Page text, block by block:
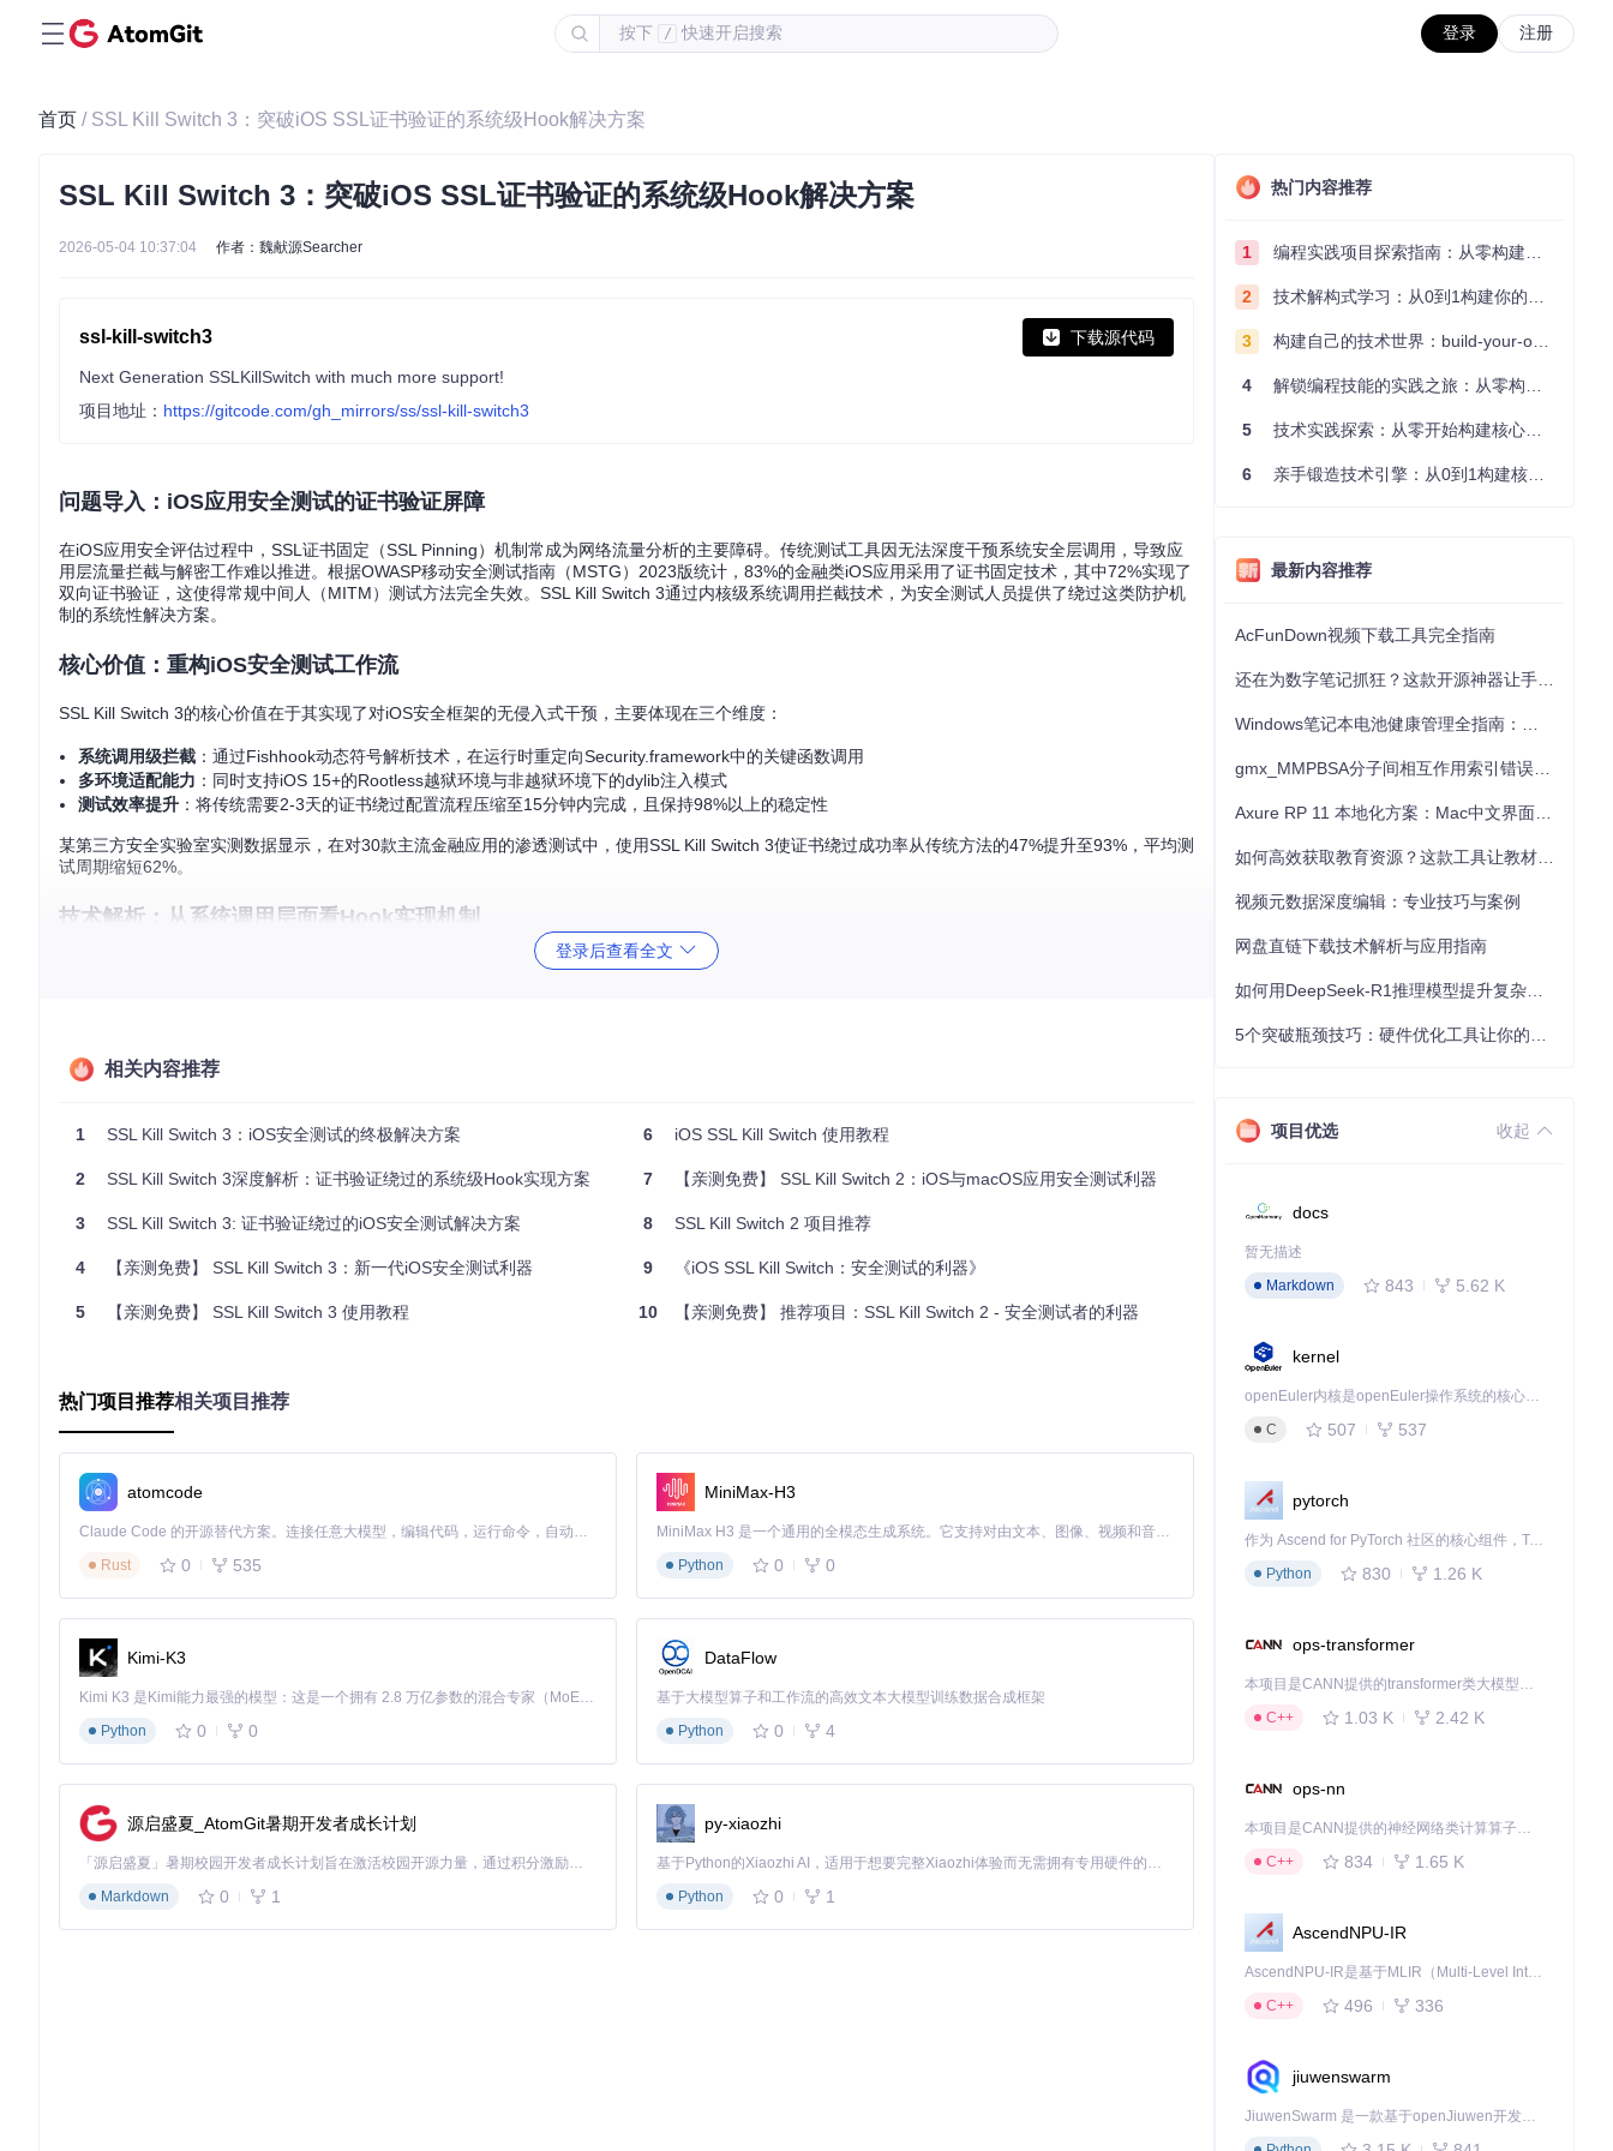
按下 / 快速开启搜索 登录 注册
首页 / SSL Kill Switch 3：突破iOS SSL证书验证的系统级Hook解决方案
SSL Kill Switch 3：突破iOS SSL证书验证的系统级Hook解决方案
2026-05-04 10:37:04 作者：魏献源Searcher
ssl-kill-switch3 下载源代码
Next Generation SSLKillSwitch with much more support!
项目地址： https://gitcode.com/gh_mirrors/ss/ssl-kill-switch3
问题导入：iOS应用安全测试的证书验证屏障
在iOS应用安全评估过程中，SSL证书固定（SSL Pinning）机制常成为网络流量分析的主要障碍。传统测试工具因无法深度干预系统安全层调用，导致应
用层流量拦截与解密工作难以推进。根据OWASP移动安全测试指南（MSTG）2023版统计，83%的金融类iOS应用采用了证书固定技术，其中72%实现了
双向证书验证，这使得常规中间人（MITM）测试方法完全失效。SSL Kill Switch 3通过内核级系统调用拦截技术，为安全测试人员提供了绕过这类防护机
制的系统性解决方案。
核心价值：重构iOS安全测试工作流
SSL Kill Switch 3的核心价值在于其实现了对iOS安全框架的无侵入式干预，主要体现在三个维度：
系统调用级拦截 ：通过Fishhook动态符号解析技术，在运行时重定向Security.framework中的关键函数调用
多环境适配能力 ：同时支持iOS 15+的Rootless越狱环境与非越狱环境下的dylib注入模式
测试效率提升 ：将传统需要2-3天的证书绕过配置流程压缩至15分钟内完成，且保持98%以上的稳定性
某第三方安全实验室实测数据显示，在对30款主流金融应用的渗透测试中，使用SSL Kill Switch 3使证书绕过成功率从传统方法的47%提升至93%，平均测
试周期缩短62%。
技术解析：从系统调用层面看Hook实现机制
// 核心Hook逻辑示意
static OSStatus (*original_SecTrustEvaluateWithError)(SecTrustRef, NSError **);
OSStatus hooked_SecTrustEvaluateWithError(SecTrustRef trust, NSError **error) {
    // 强制返回信任结果
        *error = nil;
跨环境适配技术对比
运行环境
实现方式 系统权限要求 稳定性
Rootless越狱
deb包安装
非越狱环境
dylib注入 应用签名权限 ★★★☆☆
快速验证测试
场景应用：拓展安全测试边界
1. 移动应用API安全审计
2. 物联网设备通信协议分析
智能家居控制应用通常通过HTTPS与云平台通信，但部分厂商为简化开发，在设备固件中固定了特定CA证书。使用SSL Kill Switch 3配合Wireshark，可
解密设备与云端的通信数据，发现其中存在的明文传输设备凭证问题。
登录后查看全文
相关内容推荐
1 SSL Kill Switch 3：iOS安全测试的终极解决方案
2 SSL Kill Switch 3深度解析：证书验证绕过的系统级Hook实现方案
3 SSL Kill Switch 3: 证书验证绕过的iOS安全测试解决方案
4 【亲测免费】 SSL Kill Switch 3：新一代iOS安全测试利器
5 【亲测免费】 SSL Kill Switch 3 使用教程
6 iOS SSL Kill Switch 使用教程
7 【亲测免费】 SSL Kill Switch 2：iOS与macOS应用安全测试利器
8 SSL Kill Switch 2 项目推荐
9 《iOS SSL Kill Switch：安全测试的利器》
10 【亲测免费】 推荐项目：SSL Kill Switch 2 - 安全测试者的利器
热门项目推荐相关项目推荐
atomcode
Claude Code 的开源替代方案。连接任意大模型，编辑代码，运行命令，自动验证 — 全自动执行。用 Rust 构建，极致性能。 ｜ An open-source alternative to Claude Code. Connect any LLM, edit code, run commands, and verify changes — autonomously. Built in Rust for speed. Get Started
Rust
0 535
MiniMax-H3
MiniMax H3 是一个通用的全模态生成系统。它支持对由文本、图像、视频和音频组成的多模态上下文进行统一理解，并能生成分辨率高达 2K、时长可达 15 秒的带原生立体声音频的视频。得益于面向任务泛化的系统设计，H3 在预训练阶段就已具备广泛的多模态上下文理解与生成能力，能够出色地执行复杂的多模态指令。
Python
0 0
Kimi-K3
Kimi K3 是Kimi能力最强的模型：这是一个拥有 2.8 万亿参数的混合专家（MoE）模型，具备原生视觉理解能力，并支持 100 万 token 的上下文窗口。
Python
0 0
DataFlow
基于大模型算子和工作流的高效文本大模型训练数据合成框架
Python
0 4
源启盛夏_AtomGit暑期开发者成长计划
「源启盛夏」暑期校园开发者成长计划旨在激活校园开源力量，通过积分激励、认证扶持、资源倾斜等形式，引导高校组织和开发者完成「入驻 — 建项目 — 做贡献 — 获认证 — 得资源」的完整闭环。无论你是想带领社团入驻平台的组织者，还是希望用代码贡献证明自己的开发者，都能在这里找到属于你的成长路径。
Markdown
0 1
py-xiaozhi
基于Python的Xiaozhi AI，适用于想要完整Xiaozhi体验而无需拥有专用硬件的用户。
Python
0 1
热门内容推荐
1 编程实践项目探索指南：从零构建技术能力体系
2 技术解构式学习：从0到1构建你的编程知识体系
3 构建自己的技术世界：build-your-own-x项目的实践探索指南
4 解锁编程技能的实践之旅：从零构建你的技术世界
5 技术实践探索：从零开始构建核心系统的实践指南
6 亲手锻造技术引擎：从0到1构建核心系统的实践指南
最新内容推荐
AcFunDown视频下载工具完全指南
视频元数据深度编辑：专业技巧与案例
网盘直链下载技术解析与应用指南
项目优选 收起
docs
暂无描述
Markdown
843 5.62 K
kernel
openEuler内核是openEuler操作系统的核心，既是系统性能与稳定性的基石，也是连接处理器、设备与服务的桥梁。
C
507 537
pytorch
作为 Ascend for PyTorch 社区的核心组件，TorchNPU 是昇腾专为 PyTorch 打造的深度学习适配插件，使 PyTorch 框架能够直接调用昇腾 NPU，为开发者提供昇腾 AI 处理器的超强算力。
Python
830 1.26 K
ops-transformer
本项目是CANN提供的transformer类大模型算子库，实现网络在NPU上加速计算。
C++
1.03 K 2.42 K
ops-nn
本项目是CANN提供的神经网络类计算算子库，实现网络在NPU上加速计算。
C++
834 1.65 K
AscendNPU-IR
AscendNPU-IR是基于MLIR（Multi-Level Intermediate Representation）构建的，面向昇腾亲和算子编译时使用的中间表示，提供昇腾完备表达能力，通过编译优化提升昇腾AI处理器计算效率，支持通过生态框架使能昇腾AI处理器与深度调优
C++
496 336
jiuwenswarm
JiuwenSwarm 是一款基于openJiuwen开发的智能AI Agent，它能够将大语言模型的强大能力，通过你日常使用的各类通讯应用，直接延伸至你的指尖。